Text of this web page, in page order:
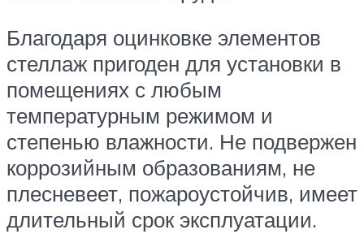
Благодаря оцинковке элементов
стеллаж пригоден для установки в
помещениях с любым
температурным режимом и
степенью влажности. Не подвержен
коррозийным образованиям, не
плесневеет, пожароустойчив, имеет
длительный срок эксплуатации.